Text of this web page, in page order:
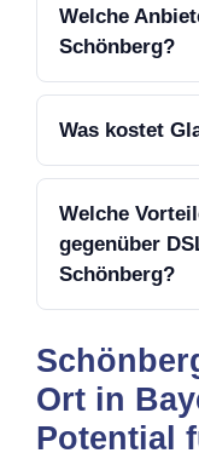
Welche
Schönberg?
Was kostet
Welche
gegenüber
Schönberg?
Ort in
Potential